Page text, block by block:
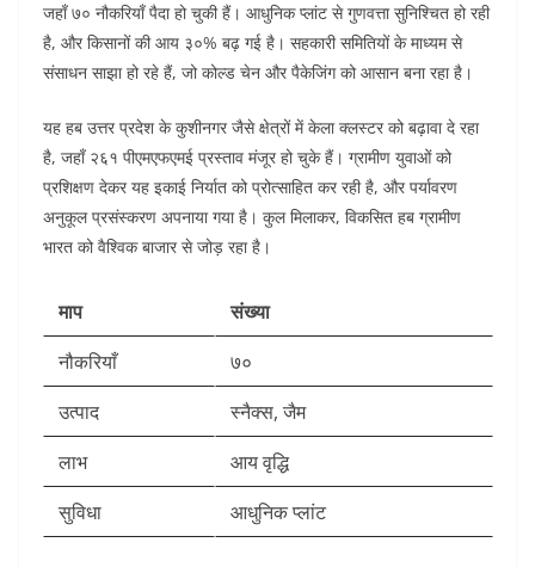
जहाँ ७० नौकरियाँ पैदा हो चुकी हैं। आधुनिक प्लांट से गुणवत्ता सुनिश्चित हो रही
है, और किसानों की आय ३०% बढ़ गई है। सहकारी समितियों के माध्यम से
संसाधन साझा हो रहे हैं, जो कोल्ड चेन और पैकेजिंग को आसान बना रहा है।
यह हब उत्तर प्रदेश के कुशीनगर जैसे क्षेत्रों में केला क्लस्टर को बढ़ावा दे रहा
है, जहाँ २६१ पीएमएफएमई प्रस्ताव मंजूर हो चुके हैं। ग्रामीण युवाओं को
प्रशिक्षण देकर यह इकाई निर्यात को प्रोत्साहित कर रही है, और पर्यावरण
अनुकूल प्रसंस्करण अपनाया गया है। कुल मिलाकर, विकसित हब ग्रामीण
भारत को वैश्विक बाजार से जोड़ रहा है।​
माप
संख्या
नौकरियाँ
७०
उत्पाद
स्नैक्स, जैम
लाभ
आय वृद्धि
सुविधा
आधुनिक प्लांट